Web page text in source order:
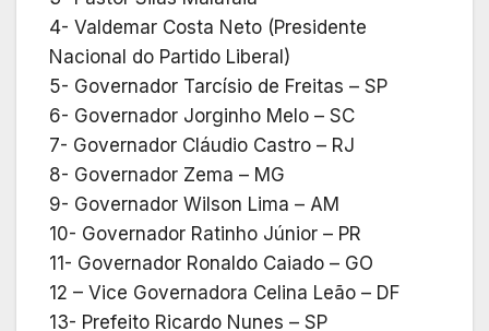
4- Valdemar Costa Neto (Presidente
Nacional do Partido Liberal)
5- Governador Tarcísio de Freitas – SP
6- Governador Jorginho Melo – SC
7- Governador Cláudio Castro – RJ
8- Governador Zema – MG
9- Governador Wilson Lima – AM
10- Governador Ratinho Júnior – PR
11- Governador Ronaldo Caiado – GO
12 – Vice Governadora Celina Leão – DF
13- Prefeito Ricardo Nunes – SP